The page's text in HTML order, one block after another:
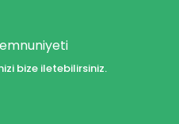
bize iletebilirsiniz.